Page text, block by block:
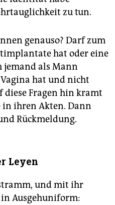
zu tun.
genauso? Darf zum
hat oder eine
jemand als Mann
hat und nicht
diese Fragen hin kramt
in ihren Akten. Dann
Rückmeldung.
Leyen
und mit ihr
Ausgehuniform: